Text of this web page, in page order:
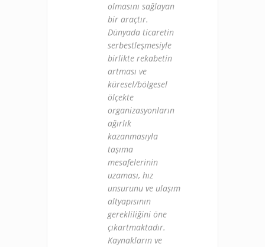
olmasını sağlayan
bir araçtır.
Dünyada ticaretin
serbestleşmesiyle
birlikte rekabetin
artması ve
küresel/bölgesel
ölçekte
organizasyonların
ağırlık
kazanmasıyla
taşıma
mesafelerinin
uzaması, hız
unsurunu ve ulaşım
altyapısının
gerekliliğini öne
çıkartmaktadır.
Kaynakların ve